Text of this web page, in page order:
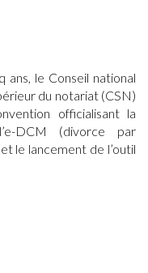
ans, le Conseil national
du notariat (CSN)
officialisant la
DCM (divorce par
le lancement de l’outil